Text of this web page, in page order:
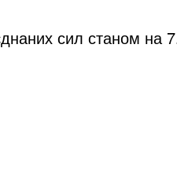
сил станом на